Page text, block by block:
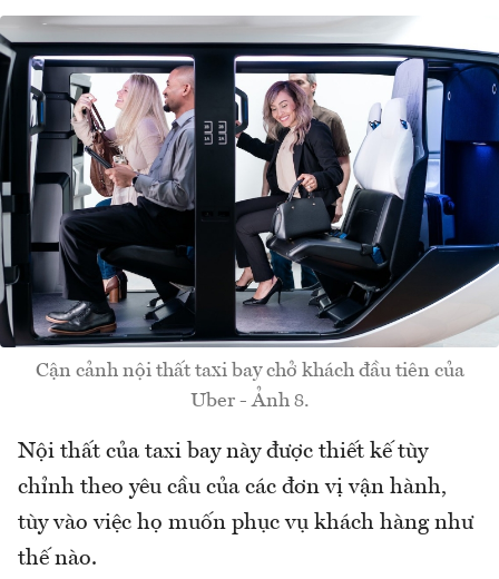
Cận cảnh nội thất taxi bay chở khách đầu tiên của
Uber - Ảnh 8.
Nội thất của taxi bay này được thiết kế tùy
chỉnh theo yêu cầu của các đơn vị vận hành,
tùy vào việc họ muốn phục vụ khách hàng như
thế nào.